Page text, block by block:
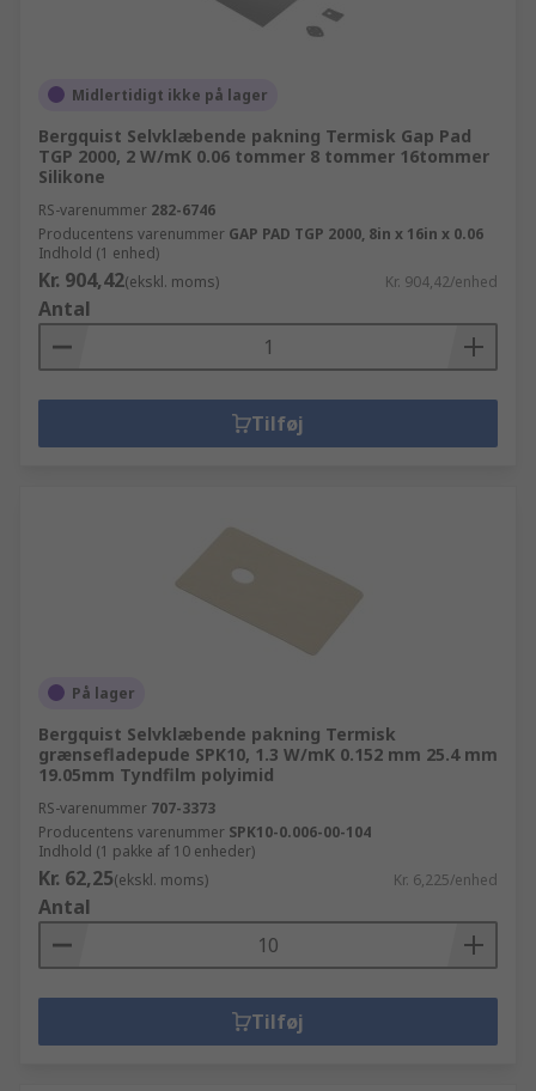
Midlertidigt ikke på lager
Bergquist Selvklæbende pakning Termisk Gap Pad
TGP 2000, 2 W/mK 0.06 tommer 8 tommer 16tommer
Silikone
RS-varenummer 282-6746
Producentens varenummer GAP PAD TGP 2000, 8in x 16in x 0.06
Indhold (1 enhed)
Kr. 904,42(ekskl. moms) Kr. 904,42/enhed
Antal
Tilføj
På lager
Bergquist Selvklæbende pakning Termisk
grænsefladepude SPK10, 1.3 W/mK 0.152 mm 25.4 mm
19.05mm Tyndfilm polyimid
RS-varenummer 707-3373
Producentens varenummer SPK10-0.006-00-104
Indhold (1 pakke af 10 enheder)
Kr. 62,25(ekskl. moms) Kr. 6,225/enhed
Antal
Tilføj